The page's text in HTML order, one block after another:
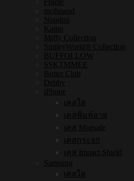
mofusand
Noodmi
Kamo
Miffy Collection
SmileyWorld® Collection
BUFFOLLOW
SSKTMMEE
Butter Club
Debby
iPhone
เคสใส
เคสพิมพ์ลาย
เคส Magsafe
เคสกระจก
เคส Impact Shield
Samsung
เคสใส